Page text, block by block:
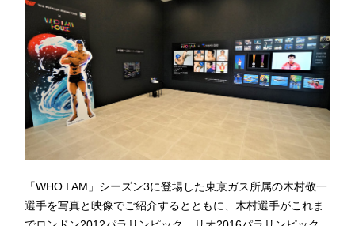
「WHO I AM」シーズン3に登場した東京ガス所属の木村敬一
選手を写真と映像でご紹介するとともに、木村選手がこれま